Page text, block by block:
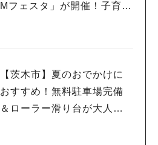
Mフェスタ」が開催！子育て
【茨木市】夏のおでかけに
おすすめ！無料駐車場完備
＆ローラー滑り台が大人気